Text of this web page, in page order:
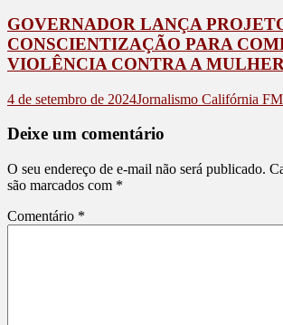
GOVERNADOR LANÇA
CONSCIENTIZAÇÃO PARA
VIOLÊNCIA CONTRA A MULHER
4 de setembro de 2024Jornalismo Califórnia FM
Deixe um comentário
O seu endereço de e-mail não será publicado.
são marcados com *
Comentário *